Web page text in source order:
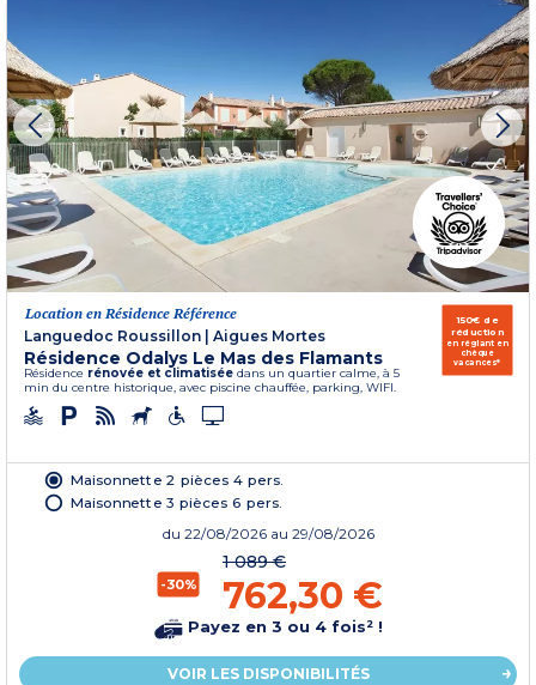
Location en Résidence Référence
Languedoc Roussillon
Aigues Mortes
Résidence Odalys Le Mas des Flamants
Résidence rénovée et climatisée dans un quartier calme, à 5
min du centre historique, avec piscine chauffée, parking, WIFI.
150€ de
réduction
en réglant en
chèque
vacances*
Maisonnette 2 pièces 4 pers.
Maisonnette 3 pièces 6 pers.
du 22/08/2026 au 29/08/2026
-30%
1 089 €
762,30 €
Payez en 3 ou 4 fois² !
VOIR LES DISPONIBILITÉS